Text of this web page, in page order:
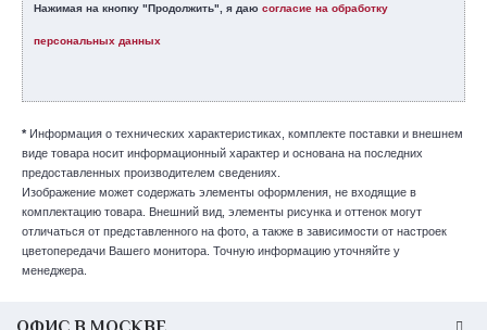
Нажимая на кнопку "Продолжить", я даю согласие на обработку
персональных данных
* Информация о технических характеристиках, комплекте поставки и внешнем
виде товара носит информационный характер и основана на последних
предоставленных производителем сведениях.
Изображение может содержать элементы оформления, не входящие в
комплектацию товара. Внешний вид, элементы рисунка и оттенок могут
отличаться от представленного на фото, а также в зависимости от настроек
цветопередачи Вашего монитора. Точную информацию уточняйте у
менеджера.